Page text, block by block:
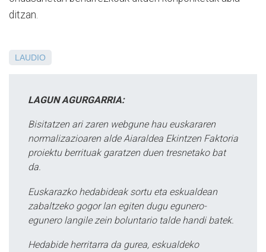
ditzan.
LAUDIO
LAGUN AGURGARRIA:
Bisitatzen ari zaren webgune hau euskararen
normalizazioaren alde Aiaraldea Ekintzen Faktoria
proiektu berrituak garatzen duen tresnetako bat
da.
Euskarazko hedabideak sortu eta eskualdean
zabaltzeko gogor lan egiten dugu egunero-
egunero langile zein boluntario talde handi batek.
Hedabide herritarra da gurea, eskualdeko